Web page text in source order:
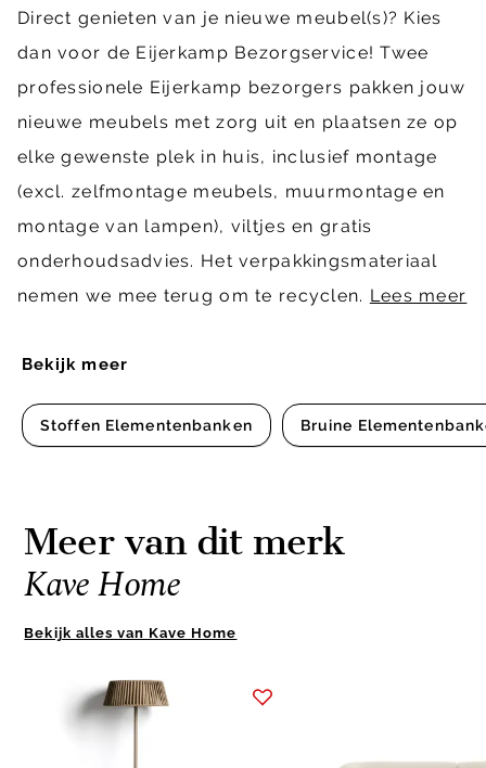
Bekijk meer
Stoffen Elementenbanken Bruine
Direct genieten van je nieuwe meubel(s)? Kies
dan voor de Eijerkamp Bezorgservice! Twee
professionele Eijerkamp bezorgers pakken jouw
nieuwe meubels met zorg uit en plaatsen ze op
elke gewenste plek in huis, inclusief montage
(excl. zelfmontage meubels, muurmontage en
montage van lampen), viltjes en gratis
onderhoudsadvies. Het verpakkingsmateriaal
nemen we mee terug om te recyclen. Lees meer
Meer van dit merk
Kave Home
Bekijk alles van Kave Home